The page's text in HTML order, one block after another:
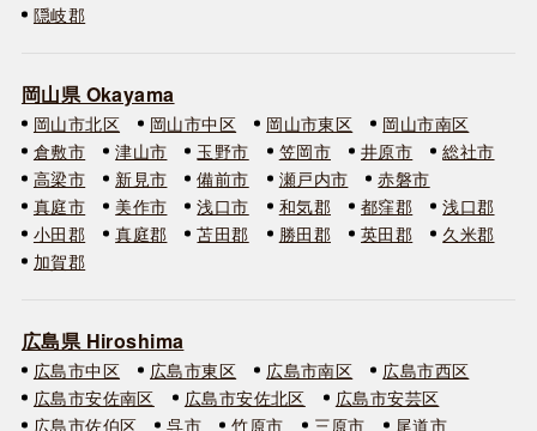
隠岐郡
岡山県 Okayama
岡山市北区 岡山市中区 岡山市東区
岡山市南区
倉敷市
津山市 玉野市 笠岡市 井原市
総社市
高梁市
新見市 備前市 瀬戸内市
赤磐市
真庭市
美作市 浅口市 和気郡 都窪郡
浅口郡
小田郡
真庭郡 苫田郡 勝田郡 英田郡
久米郡
加賀郡
広島県 Hiroshima
広島市中区 広島市東区 広島市南区
広島市西区
広島市安佐南区
広島市安佐北区
広島市安芸区
広島市佐伯区
呉市 竹原市 三原市 尾道市